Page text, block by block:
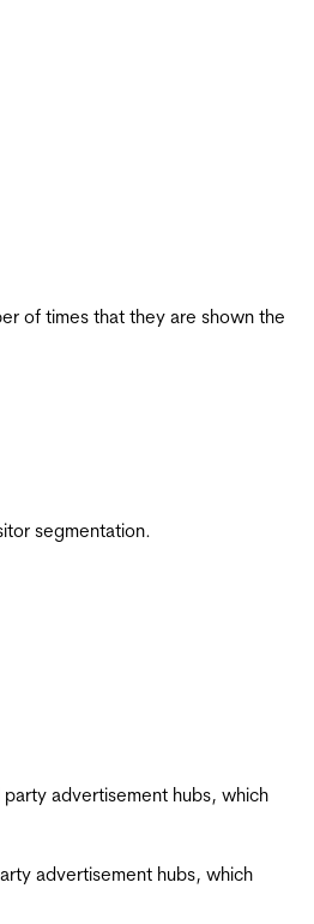
of times that they are shown the
segmentation.
advertisement hubs, which
advertisement hubs, which